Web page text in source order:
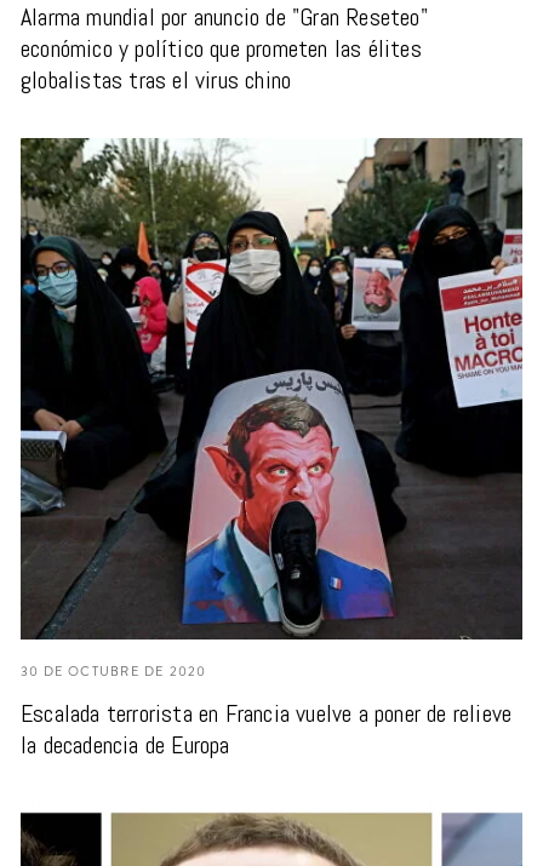
Alarma mundial por anuncio de "Gran Reseteo"
económico y político que prometen las élites
globalistas tras el virus chino
Escalada terrorista en Francia vuelve a poner de relieve
la decadencia de Europa
30 DE OCTUBRE DE 2020